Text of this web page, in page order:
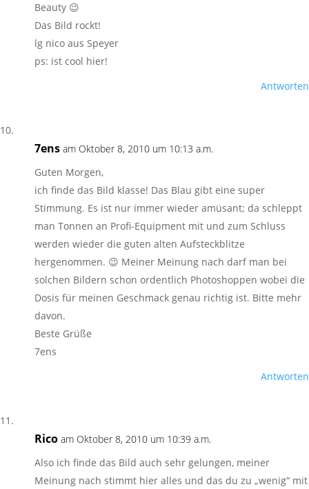
Beauty 😉
Das Bild rockt!
lg nico aus Speyer
ps: ist cool hier!
Antworten
7ens am Oktober 8, 2010 um 10:13 a.m.
Guten Morgen,
ich finde das Bild klasse! Das Blau gibt eine super
Stimmung. Es ist nur immer wieder amüsant; da schleppt
man Tonnen an Profi-Equipment mit und zum Schluss
werden wieder die guten alten Aufsteckblitze
hergenommen. 😉 Meiner Meinung nach darf man bei
solchen Bildern schon ordentlich Photoshoppen wobei die
Dosis für meinen Geschmack genau richtig ist. Bitte mehr
davon.
Beste Grüße
7ens
Antworten
Rico am Oktober 8, 2010 um 10:39 a.m.
Also ich finde das Bild auch sehr gelungen, meiner
Meinung nach stimmt hier alles und das du zu „wenig“ mit